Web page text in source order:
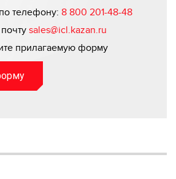
телефону: 8 800 201-48-48
sales@icl.kazan.ru
прилагаемую форму